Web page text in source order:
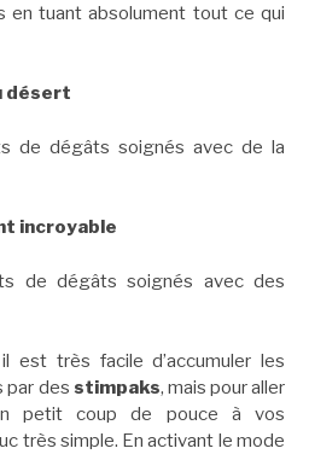
en tuant absolument tout ce qui
désert
de dégâts soignés avec de la
incroyable
de dégâts soignés avec des
est très facile d’accumuler les
par des stimpaks, mais pour aller
petit coup de pouce à vos
très simple. En activant le mode